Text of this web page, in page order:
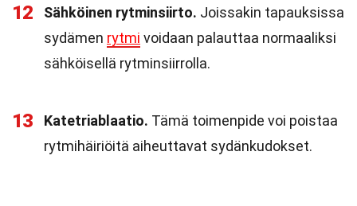
12 Sähköinen rytminsiirto. Joissakin tapauksissa
sydämen rytmi voidaan palauttaa normaaliksi
sähköisellä rytminsiirrolla.
13 Katetriablaatio. Tämä toimenpide voi poistaa
rytmihäiriöitä aiheuttavat sydänkudokset.